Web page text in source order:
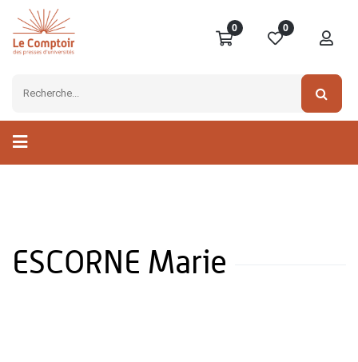
0 0
ESCORNE Marie